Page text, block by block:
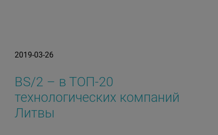
2019-03-26
BS/2 – в ТОП-20
технологических компаний
Литвы